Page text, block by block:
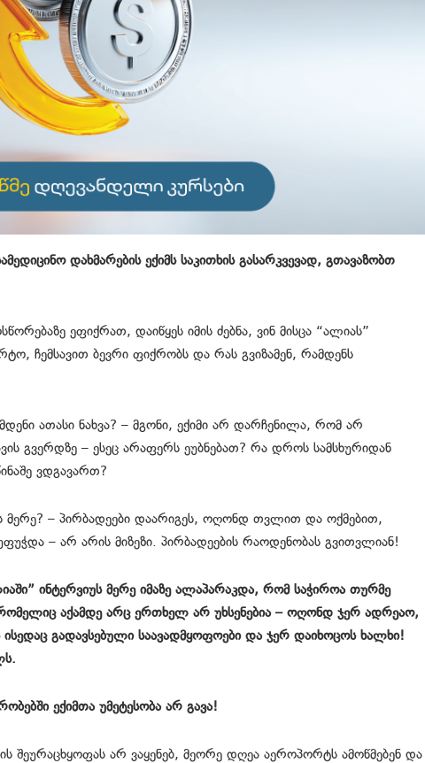
დახმარების ექიმს საკითხის გასარკვევად, გთავაზობთ
ეფიქრათ, დაიწყეს იმის ძებნა, ვინ მისცა “ალიას”
ჩემსავით ბევრი ფიქრობს და რას გვიზამენ, რამდენს
ათასი ნახვა? – მგონი, ექიმი არ დარჩენილა, რომ არ
გვერდზე – ესეც არაფერს ეუბნებათ? რა დროს სამსხურიდან
ვდგავართ?
მერე? – პირბადეები დაარიგეს, ოღონდ თვლით და ოქმებით,
– არ არის მიზეზი. პირბადეების რაოდენობას გვითვლიან!
ინტერვიუს მერე იმაზე ალაპარაკდა, რომ საჭიროა თურმე
აქამდე არც ერთხელ არ უხსენებია – ოღონდ ჯერ ადრეაო,
ისედაც გადავსებული საავადმყოფოები და ჯერ დაიხოცოს ხალხი!
ექიმთა უმეტესობა არ გავა!
შეურაცხყოფას არ ვაყენებ, მეორე დღეა აეროპორტს ამოწმებენ და